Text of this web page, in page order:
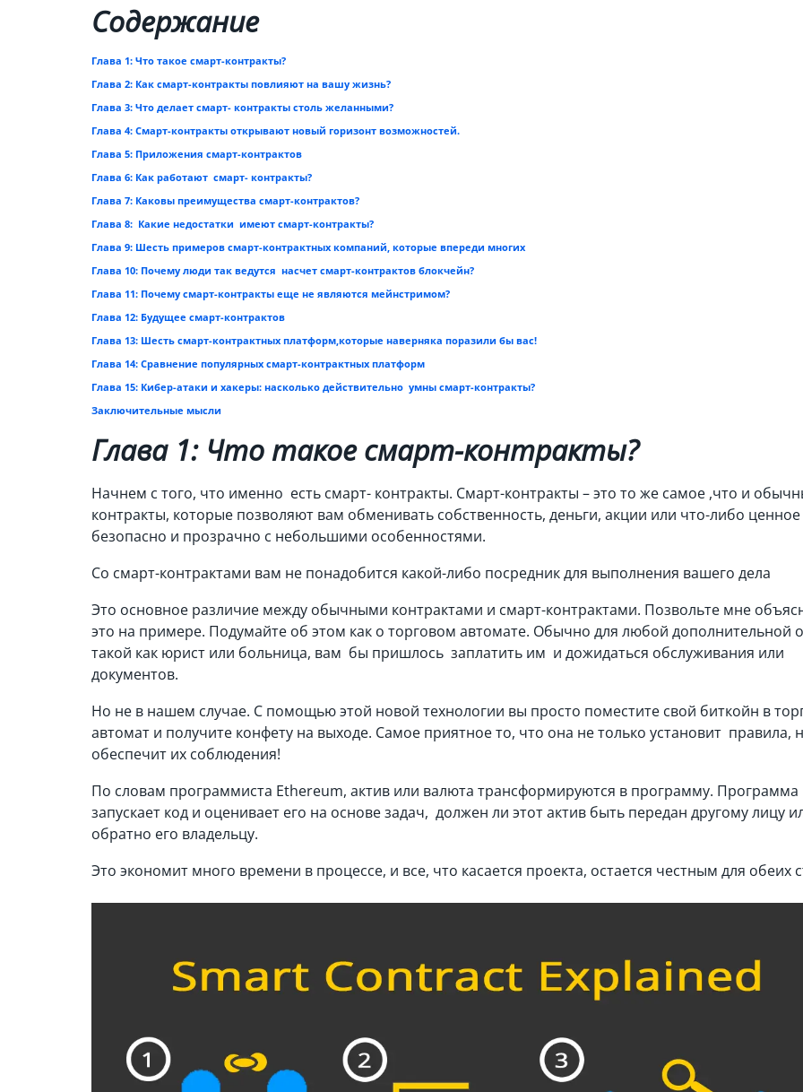
Содержание
Глава 1: Что такое смарт-контракты?
Глава 2: Как смарт-контракты повлияют на вашу жизнь?
Глава 3: Что делает смарт- контракты столь желанными?
Глава 4: Смарт-контракты открывают новый горизонт возможностей.
Глава 5: Приложения смарт-контрактов
Глава 6: Как работают смарт- контракты?
Глава 7: Каковы преимущества смарт-контрактов?
Глава 8: Какие недостатки имеют смарт-контракты?
Глава 9: Шесть примеров смарт-контрактных компаний, которые впереди многих
Глава 10: Почему люди так ведутся насчет смарт-контрактов блокчейн?
Глава 11: Почему смарт-контракты еще не являются мейнстримом?
Глава 12: Будущее смарт-контрактов
Глава 13: Шесть смарт-контрактных платформ,которые наверняка поразили бы вас!
Глава 14: Сравнение популярных смарт-контрактных платформ
Глава 15: Кибер-атаки и хакеры: насколько действительно умны смарт-контракты?
Заключительные мысли
Глава 1: Что такое смарт-контракты?
Начнем с того, что именно есть смарт- контракты. Смарт-контракты – это то же самое ,что и
контракты, которые позволяют вам обменивать собственность, деньги, акции или что-либо ценное
безопасно и прозрачно с небольшими особенностями.
Со смарт-контрактами вам не понадобится какой-либо посредник для выполнения вашего дела
Это основное различие между обычными контрактами и смарт-контрактами. Позвольте мне
это на примере. Подумайте об этом как о торговом автомате. Обычно для любой дополнительной
такой как юрист или больница, вам бы пришлось заплатить им и дожидаться обслуживания или
документов.
Но не в нашем случае. С помощью этой новой технологии вы просто поместите свой биткойн в
автомат и получите конфету на выходе. Самое приятное то, что она не только установит правила,
обеспечит их соблюдения!
По словам программиста Ethereum, актив или валюта трансформируются в программу. Программа
запускает код и оценивает его на основе задач, должен ли этот актив быть передан другому лицу
обратно его владельцу.
Это экономит много времени в процессе, и все, что касается проекта, остается честным для обеих